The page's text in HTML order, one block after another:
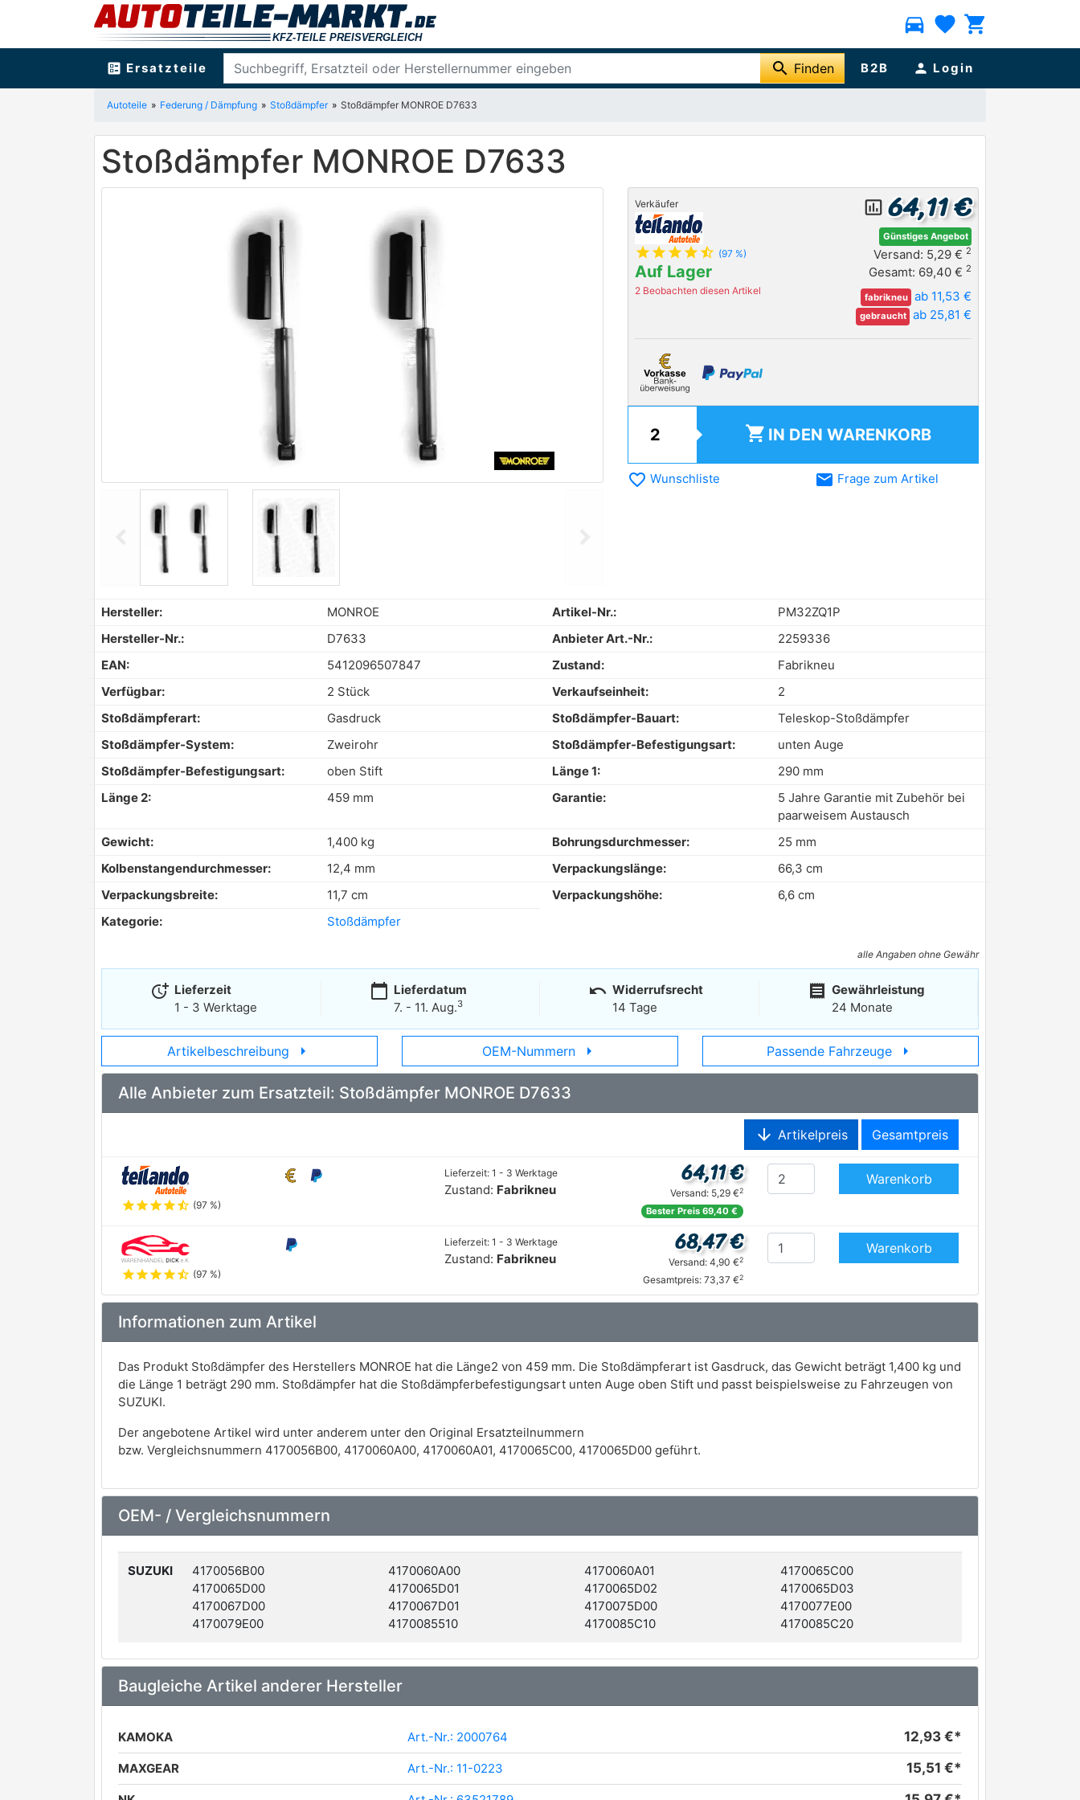
directions_car favorite shopping_cart
ballot Ersatzteile search Finden B2B person Login
Autoteile Federung / Dämpfung Stoßdämpfer Stoßdämpfer MONROE D7633
Stoßdämpfer MONROE D7633
Previous
Verkäufer
star star star star star_half (97 %)
Auf Lager
2 Beobachten diesen Artikel
insert_chart_outlined 64,11 €
Günstiges Angebot
Versand: 5,29 € 2
Gesamt: 69,40 € 2
fabrikneu ab 11,53 €
gebraucht ab 25,81 €
shopping_cart IN DEN WARENKORB
favorite_border Wunschliste email Frage zum Artikel
Hersteller: MONROE Artikel-Nr.:
PM32ZQ1P
Hersteller-Nr.:
D7633 Anbieter Art.-Nr.:
2259336
EAN:
5412096507847 Zustand:
Fabrikneu
Verfügbar:
2 Stück Verkaufseinheit:
2
Stoßdämpferart:
Gasdruck Stoßdämpfer-Bauart:
Teleskop-Stoßdämpfer
Stoßdämpfer-System:
Zweirohr Stoßdämpfer-Befestigungsart:
unten Auge
Stoßdämpfer-Befestigungsart:
oben Stift Länge 1:
290 mm
Länge 2:
459 mm Garantie:
5 Jahre Garantie mit Zubehör bei
paarweisem Austausch
Gewicht:
1,400 kg Bohrungsdurchmesser:
25 mm
Kolbenstangendurchmesser:
12,4 mm Verpackungslänge:
66,3 cm
Verpackungsbreite:
11,7 cm Verpackungshöhe:
6,6 cm
Kategorie:
Stoßdämpfer
alle Angaben ohne Gewähr
more_time Lieferzeit
1 - 3 Werktage
calendar_today Lieferdatum
7. - 11. Aug.3
undo Widerrufsrecht
14 Tage
receipt Gewährleistung
24 Monate
Artikelbeschreibung arrow_right OEM-Nummern arrow_right Passende Fahrzeuge arrow_right
Alle Anbieter zum Ersatzteil: Stoßdämpfer MONROE D7633
arrow_downward Artikelpreis Gesamtpreis
starstarstarstarstar_half (97 %)
Lieferzeit: 1 - 3 Werktage
Zustand: Fabrikneu
64,11 €
Versand: 5,29 €2
Bester Preis 69,40 €
Warenkorb
starstarstarstarstar_half (97 %)
Lieferzeit: 1 - 3 Werktage
Zustand: Fabrikneu
68,47 €
Versand: 4,90 €2
Gesamtpreis: 73,37 €2
Warenkorb
Informationen zum Artikel
Das Produkt Stoßdämpfer des Herstellers MONROE hat die Länge2 von 459 mm. Die Stoßdämpferart ist Gasdruck, das Gewicht beträgt 1,400 kg und
die Länge 1 beträgt 290 mm. Stoßdämpfer hat die Stoßdämpferbefestigungsart unten Auge oben Stift und passt beispielsweise zu Fahrzeugen von
SUZUKI.
Der angebotene Artikel wird unter anderem unter den Original Ersatzteilnummern
bzw. Vergleichsnummern 4170056B00, 4170060A00, 4170060A01, 4170065C00, 4170065D00 geführt.
OEM- / Vergleichsnummern
SUZUKI 4170056B00 4170060A00 4170060A01
4170065C00
4170065D00
4170065D01 4170065D02
4170065D03
4170067D00
4170067D01 4170075D00
4170077E00
4170079E00
4170085510 4170085C10 4170085C20
Baugleiche Artikel anderer Hersteller
KAMOKA Art.-Nr.: 2000764 12,93 €*
MAXGEAR Art.-Nr.: 11-0223 15,51 €*